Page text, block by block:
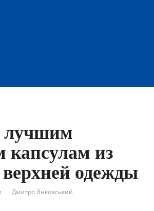
лучшим
капсулам из
одежды
Дмитро Янковський